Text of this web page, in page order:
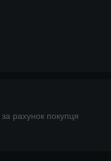
рахунок покупця